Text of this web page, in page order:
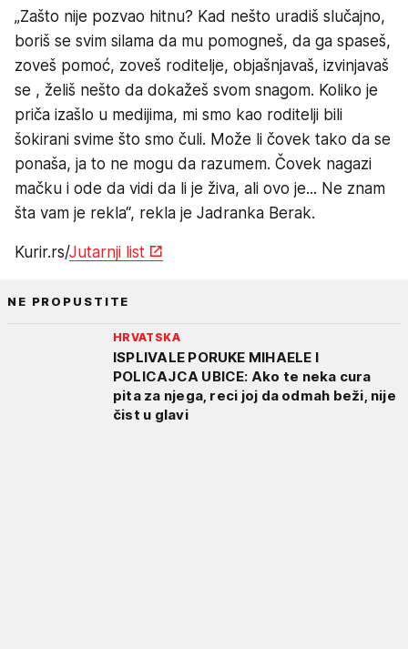
„Zašto nije pozvao hitnu? Kad nešto uradiš slučajno,
boriš se svim silama da mu pomogneš, da ga spaseš,
zoveš pomoć, zoveš roditelje, objašnjavaš, izvinjavaš
se , želiš nešto da dokažeš svom snagom. Koliko je
priča izašlo u medijima, mi smo kao roditelji bili
šokirani svime što smo čuli. Može li čovek tako da se
ponaša, ja to ne mogu da razumem. Čovek nagazi
mačku i ode da vidi da li je živa, ali ovo je... Ne znam
šta vam je rekla“, rekla je Jadranka Berak.
Kurir.rs/Jutarnji list
NE PROPUSTITE
HRVATSKA
ISPLIVALE PORUKE MIHAELE I
POLICAJCA UBICE: Ako te neka cura
pita za njega, reci joj da odmah beži, nije
čist u glavi